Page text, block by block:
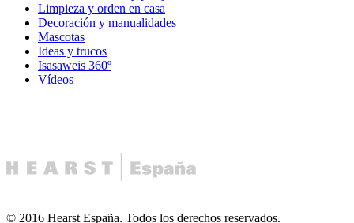
Limpieza y orden en casa
Decoración y manualidades
Mascotas
Ideas y trucos
Isasaweis 360º
Vídeos
© 2016 Hearst España. Todos los derechos reservados.